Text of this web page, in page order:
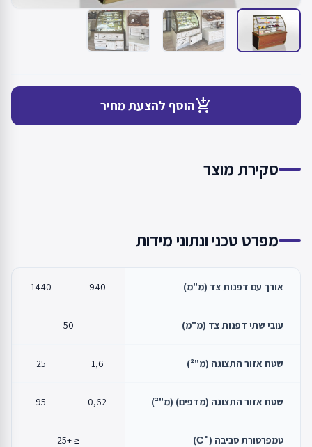
add_shopping_cartהוסף להצעת מחיר
סקירת מוצר
מפרט טכני ונתוני מידות
אורך עם דפנות צד (מ"מ) 940
1440
עובי שתי דפנות צד (מ"מ) 50
שטח אזור התצוגה (מ"²) 1,6
25
שטח אזור התצוגה (מדפים) (מ"²) 0,62
95
טמפרטורת סביבה (˚С) ≤ +25